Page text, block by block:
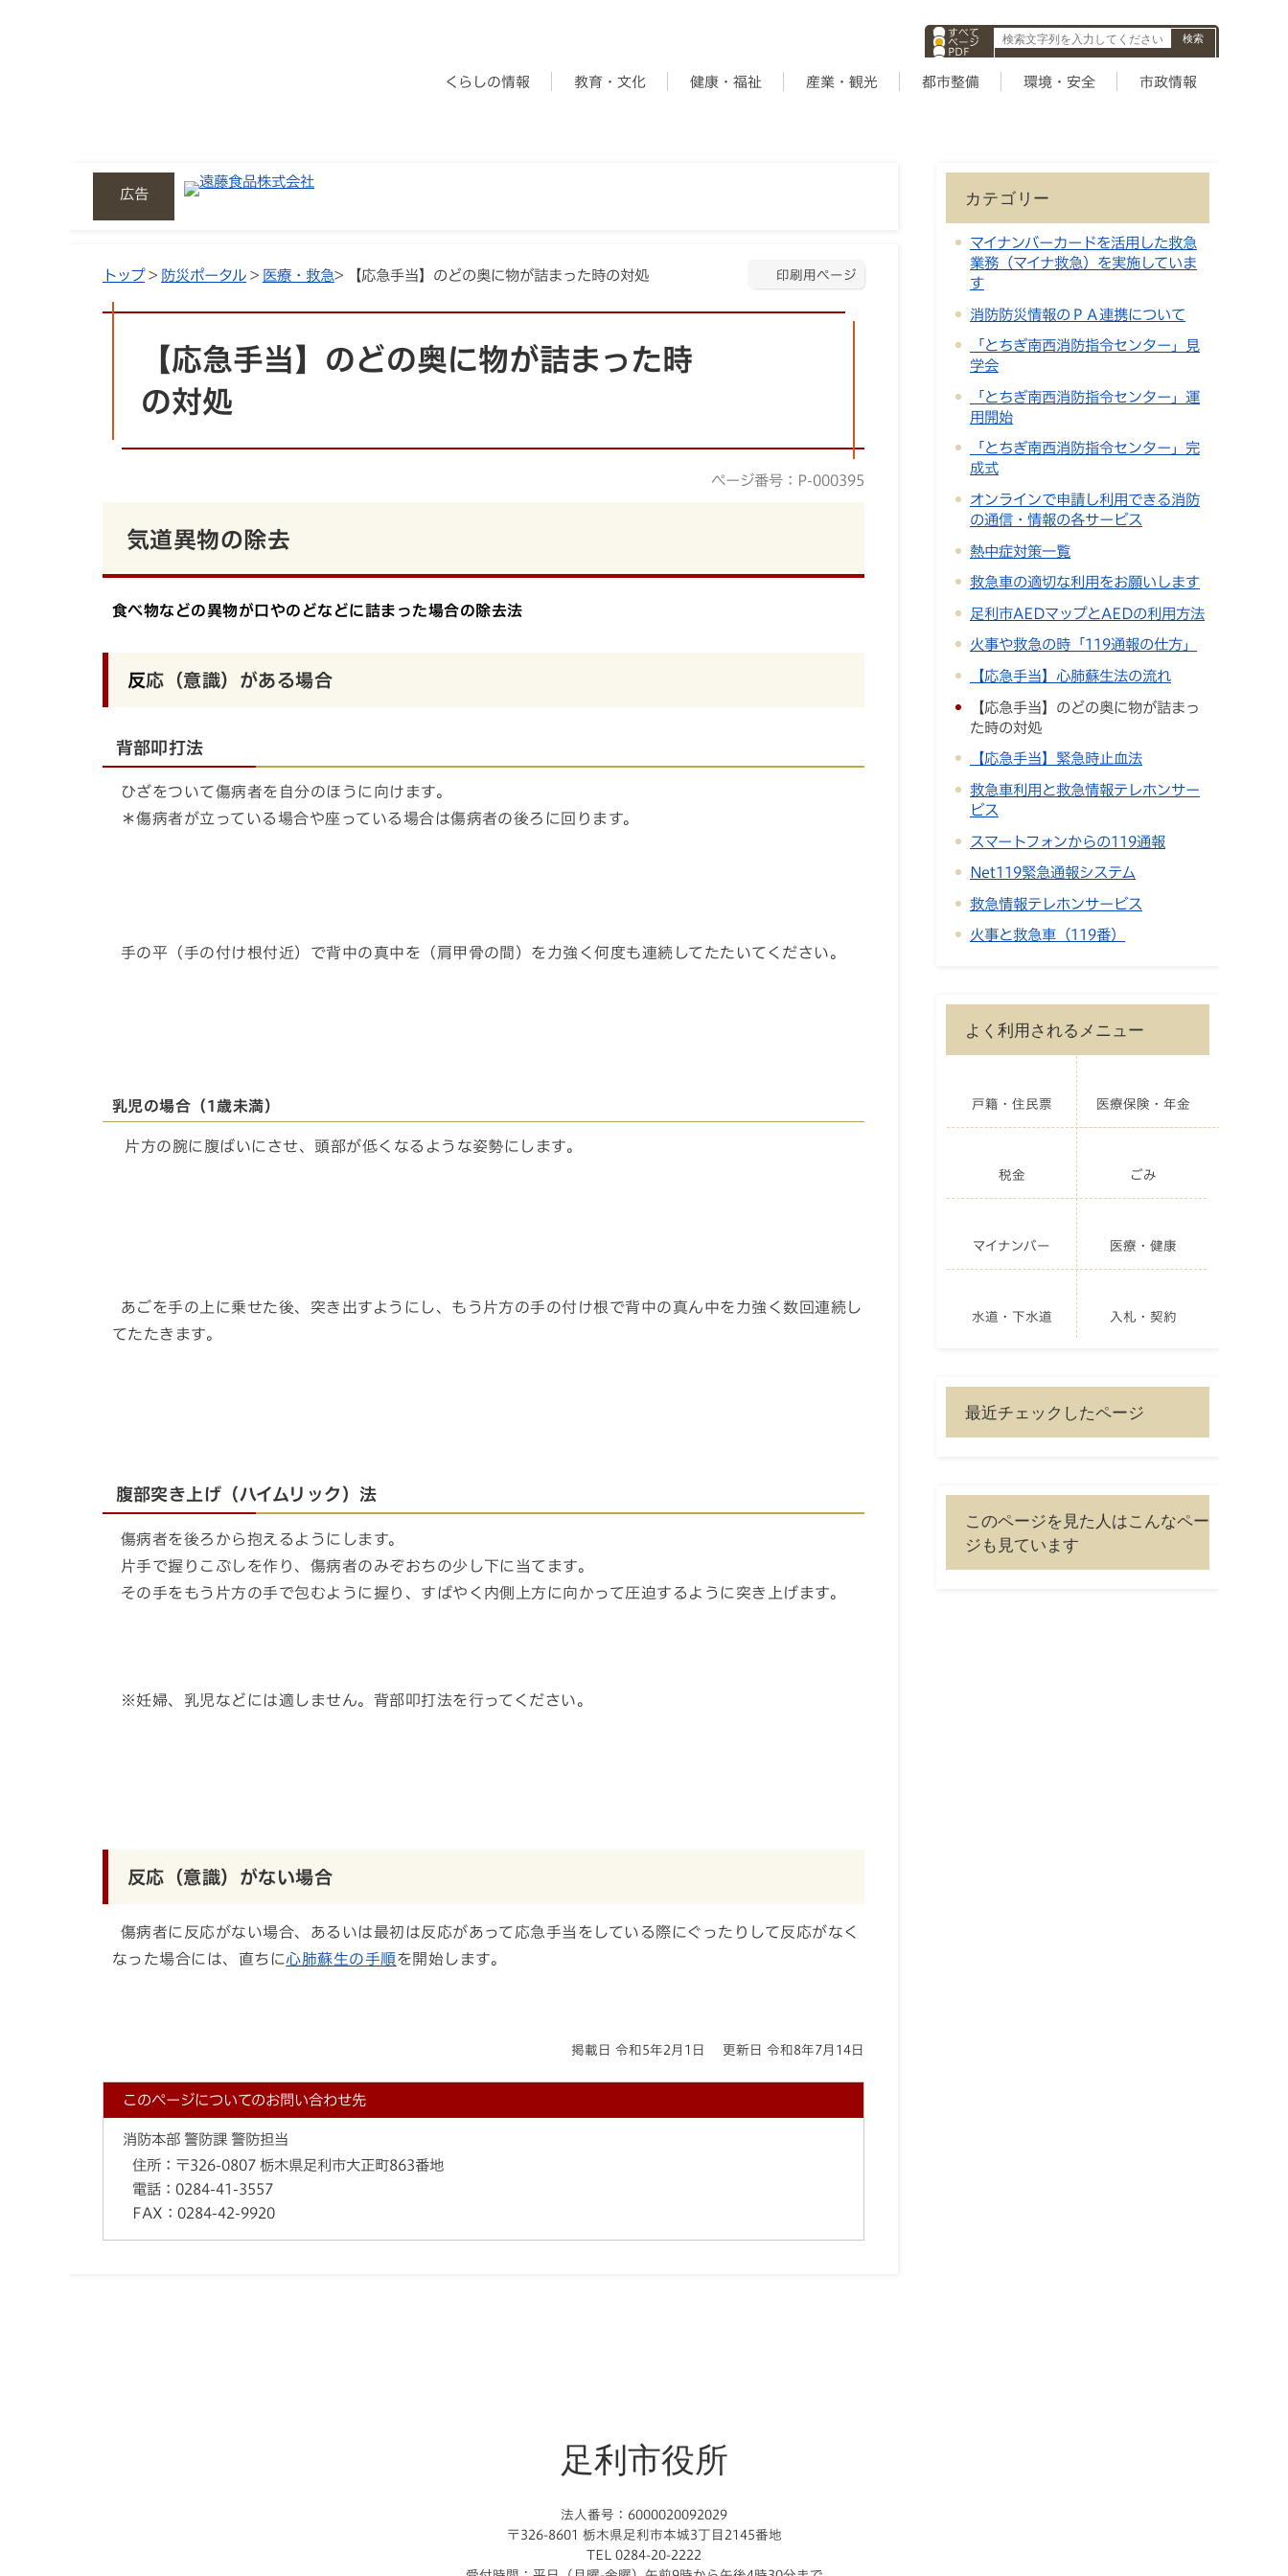
すべて
ページ
PDF
ID
くらしの情報 教育・文化 健康・福祉 産業・観光 都市整備 環境・安全 市政情報
広告
印刷用ページ
トップ> 防災ポータル > 医療・救急> 【応急手当】のどの奥に物が詰まった時の対処
【応急手当】のどの奥に物が詰まった時
の対処
ページ番号：P-000395
気道異物の除去
食べ物などの異物が口やのどなどに詰まった場合の除去法
反応（意識）がある場合
背部叩打法
ひざをついて傷病者を自分のほうに向けます。
＊傷病者が立っている場合や座っている場合は傷病者の後ろに回ります。
手の平（手の付け根付近）で背中の真中を（肩甲骨の間）を力強く何度も連続してたたいてください。
乳児の場合（1歳未満）
片方の腕に腹ばいにさせ、頭部が低くなるような姿勢にします。
あごを手の上に乗せた後、突き出すようにし、もう片方の手の付け根で背中の真ん中を力強く数回連続し
てたたきます。
腹部突き上げ（ハイムリック）法
傷病者を後ろから抱えるようにします。
片手で握りこぶしを作り、傷病者のみぞおちの少し下に当てます。
その手をもう片方の手で包むように握り、すばやく内側上方に向かって圧迫するように突き上げます。
※妊婦、乳児などには適しません。背部叩打法を行ってください。
反応（意識）がない場合
傷病者に反応がない場合、あるいは最初は反応があって応急手当をしている際にぐったりして反応がなく
なった場合には、直ちに心肺蘇生の手順を開始します。
掲載日 令和5年2月1日 更新日 令和8年7月14日
このページについてのお問い合わせ先
消防本部 警防課 警防担当
住所： 〒326-0807 栃木県足利市大正町863番地
電話： 0284-41-3557
FAX： 0284-42-9920
カテゴリー
マイナンバーカードを活用した救急
業務（マイナ救急）を実施していま
す
消防防災情報のＰＡ連携について
「とちぎ南西消防指令センター」見
学会
「とちぎ南西消防指令センター」運
用開始
「とちぎ南西消防指令センター」完
成式
オンラインで申請し利用できる消防
の通信・情報の各サービス
熱中症対策一覧
救急車の適切な利用をお願いします
足利市AEDマップとAEDの利用方法
火事や救急の時「119通報の仕方」
【応急手当】心肺蘇生法の流れ
【応急手当】のどの奥に物が詰まっ
た時の対処
【応急手当】緊急時止血法
救急車利用と救急情報テレホンサー
ビス
スマートフォンからの119通報
Net119緊急通報システム
救急情報テレホンサービス
火事と救急車（119番）
よく利用されるメニュー
戸籍・住民票 医療保険・年金
税金 ごみ
マイナンバー 医療・健康
水道・下水道 入札・契約
最近チェックしたページ
このページを見た人はこんなペー
ジも見ています
足利市役所
法人番号：6000020092029
〒326-8601 栃木県足利市本城3丁目2145番地
TEL 0284-20-2222